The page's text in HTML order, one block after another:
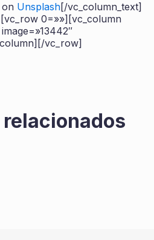
on Unsplash[/vc_column_text]
0=»»][vc_column
vc_row]